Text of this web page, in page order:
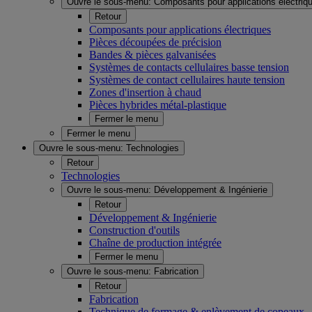
Retour
Composants pour applications électriques
Pièces découpées de précision
Bandes & pièces galvanisées
Systèmes de contacts cellulaires basse tension
Systèmes de contact cellulaires haute tension
Zones d'insertion à chaud
Pièces hybrides métal-plastique
Fermer le menu
Fermer le menu
Ouvre le sous-menu: Technologies
Retour
Technologies
Ouvre le sous-menu: Développement & Ingénierie
Retour
Développement & Ingénierie
Construction d'outils
Chaîne de production intégrée
Fermer le menu
Ouvre le sous-menu: Fabrication
Retour
Fabrication